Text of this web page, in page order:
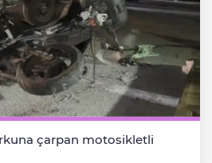
çarpan motosikletli